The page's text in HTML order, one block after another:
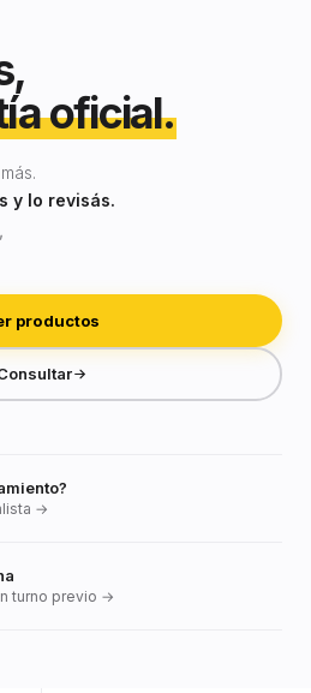
oficial.
y lo revisás.
productos
→
turno previo →